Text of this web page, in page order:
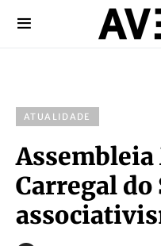
ATUALIDADE
Carregal do